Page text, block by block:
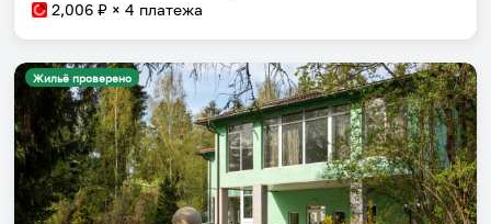
2,006 ₽ × 4 платежа
Жильё проверено